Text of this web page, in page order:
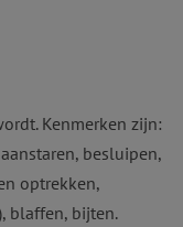
Kenmerken zijn:
besluipen,
optrekken,
blaffen, bijten.